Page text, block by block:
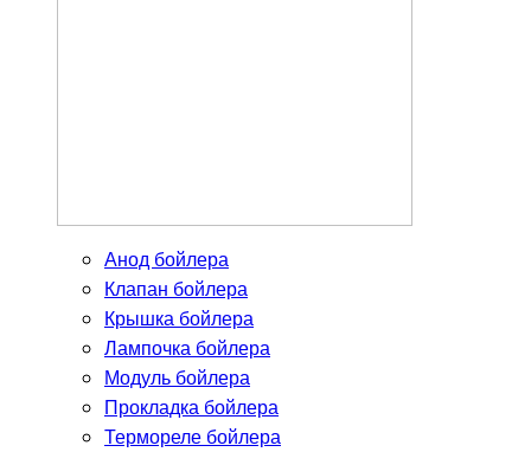
Анод бойлера
Клапан бойлера
Крышка бойлера
Лампочка бойлера
Модуль бойлера
Прокладка бойлера
Термореле бойлера